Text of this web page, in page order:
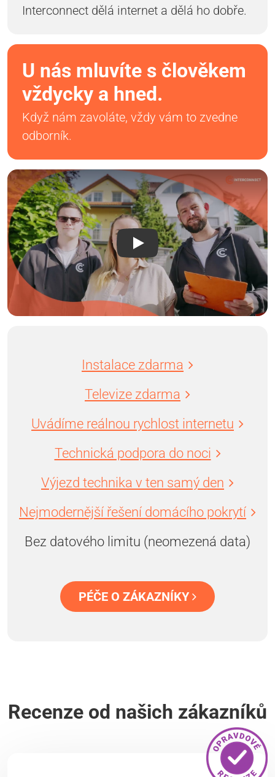
Interconnect dělá internet a dělá ho dobře.
U nás mluvíte s člověkem
vždycky a hned.
Když nám zavoláte, vždy vám to zvedne
odborník.
Instalace zdarma
Televize zdarma
Uvádíme reálnou rychlost internetu
Technická podpora do noci
Výjezd technika v ten samý den
Nejmodernější řešení domácího pokrytí
Bez datového limitu (neomezená data)
PÉČE O ZÁKAZNÍKY
Recenze od našich zákazníků